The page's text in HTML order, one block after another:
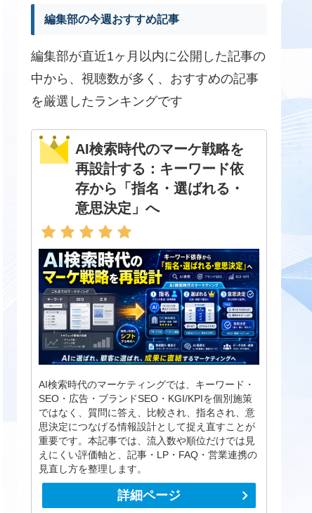
編集部の今週おすすめ記事
編集部が直近1ヶ月以内に公開した記事の
中から、視聴数が多く、おすすめの記事
を厳選したランキングです
AI検索時代のマーケ戦略を
再設計する：キーワード依
存から「指名・選ばれる・
意思決定」へ
AI検索時代のマーケティングでは、キーワード・
SEO・広告・ブランドSEO・KGI/KPIを個別施策
ではなく、質問に答え、比較され、指名され、意
思決定につなげる情報設計として捉え直すことが
重要です。本記事では、流入数や順位だけでは見
えにくい評価軸と、記事・LP・FAQ・営業連携の
見直し方を整理します。
詳細ページ